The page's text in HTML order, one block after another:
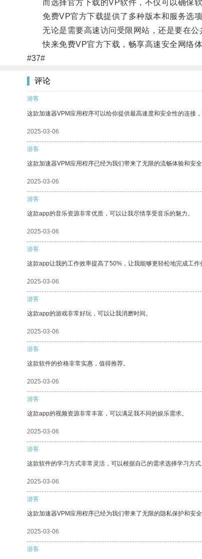
而选择官方下载的VP软件，不仅可以确保软
免费VP官方下载提供了多种版本和服务选项
无论是需要高速访问受限网站，还是要在公
快来免费VP官方下载，畅享高速安全网络体
#37#
评论
游客
这款加速器VPM应用程序可以给你提供最高速度和安全性的连接
2025-03-06
游客
这款加速器VPM应用程序已经为我们带来了无限的流畅体验和安全
2025-03-06
游客
这款app的音乐资源非常优质，可以让我尽情享受音乐的魅力。
2025-03-06
游客
这款app让我的工作效率提高了50%，让我能够更轻松地完成工
2025-03-06
游客
这款app的游戏非常好玩，可以让我消磨时间。
2025-03-06
游客
这款软件的价格非常实惠，值得推荐。
2025-03-06
游客
这款app的视频资源非常丰富，可以满足我不同的娱乐需求。
2025-03-06
游客
这款软件的学习方式非常灵活，可以根据自己的需求选择学习方式
2025-03-06
游客
这款加速器VPM应用程序已经为我们带来了无限的隐私保护和安全
2025-03-06
游客